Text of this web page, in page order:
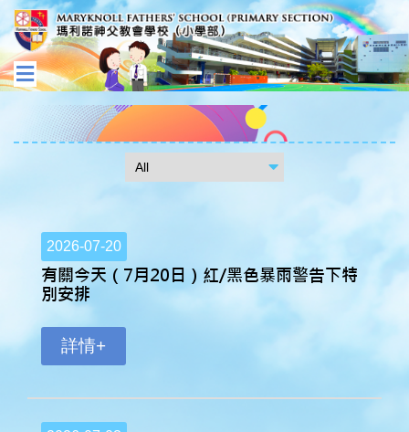
2026-07-20
有關今天（7月20日）紅/黑色暴雨警告下特
別安排
詳情+